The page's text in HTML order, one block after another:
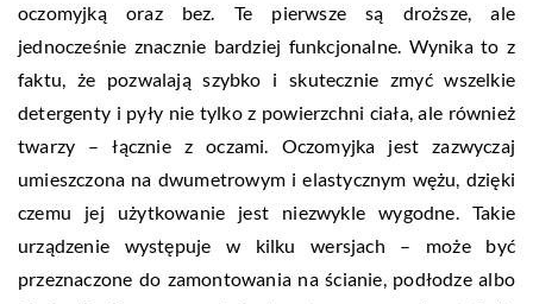
oczomyjką oraz bez. Te pierwsze są droższe, ale
jednocześnie znacznie bardziej funkcjonalne. Wynika to z
faktu, że pozwalają szybko i skutecznie zmyć wszelkie
detergenty i pyły nie tylko z powierzchni ciała, ale również
twarzy – łącznie z oczami. Oczomyjka jest zazwyczaj
umieszczona na dwumetrowym i elastycznym wężu, dzięki
czemu jej użytkowanie jest niezwykle wygodne. Takie
urządzenie występuje w kilku wersjach – może być
przeznaczone do zamontowania na ścianie, podłodze albo